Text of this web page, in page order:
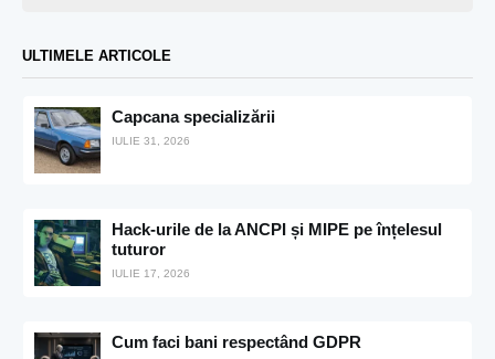
ULTIMELE ARTICOLE
Capcana specializării
IULIE 31, 2026
Hack-urile de la ANCPI și MIPE pe înțelesul
tuturor
IULIE 17, 2026
Cum faci bani respectând GDPR